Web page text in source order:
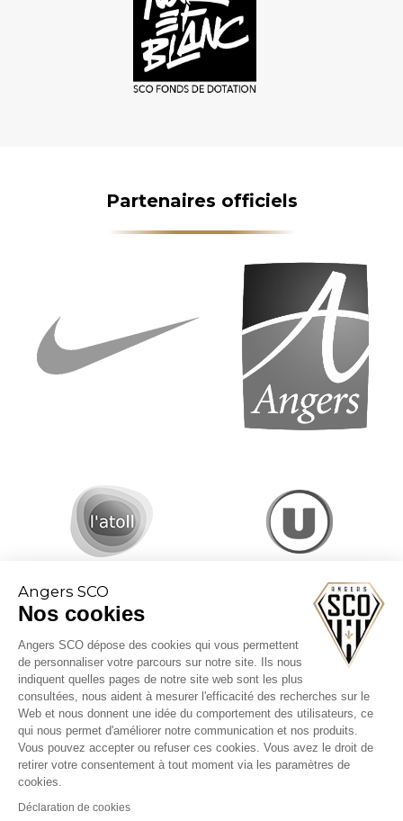
Angers SCO
Nos cookies
Angers SCO dépose des cookies qui vous permettent
de personnaliser votre parcours sur notre site. Ils nous
indiquent quelles pages de notre site web sont les plus
consultées, nous aident à mesurer l'efficacité des recherches sur le
Web et nous donnent une idée du comportement des utilisateurs, ce
qui nous permet d'améliorer notre communication et nos produits.
Vous pouvez accepter ou refuser ces cookies. Vous avez le droit de
retirer votre consentement à tout moment via les paramètres de
cookies.
Déclaration de cookies
Partenaires officiels
CGV billetterie
Mentions légales
Politique cookies